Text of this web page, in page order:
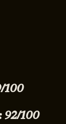
100
92/100